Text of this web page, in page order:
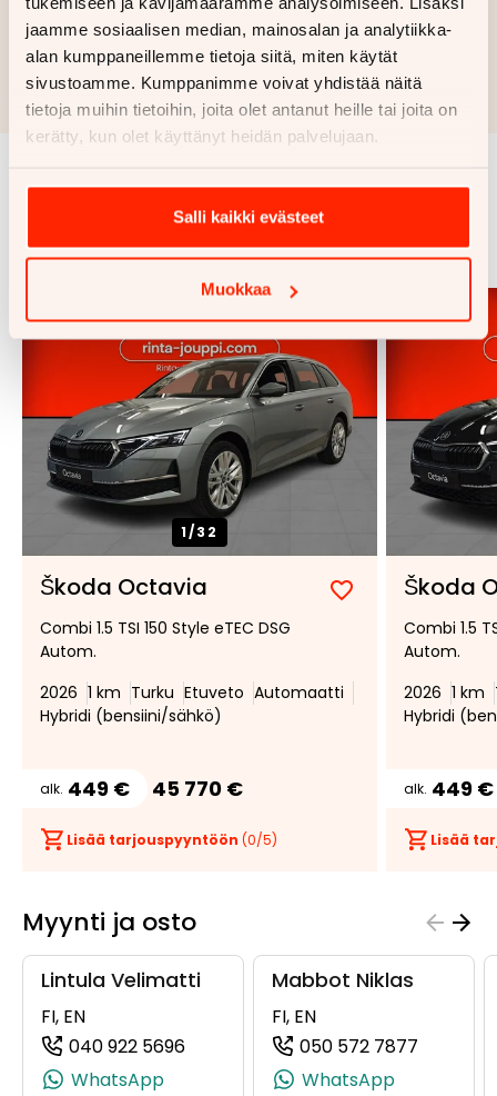
jaamme sosiaalisen median, mainosalan ja analytiikka-
alan kumppaneillemme tietoja siitä, miten käytät
sivustoamme. Kumppanimme voivat yhdistää näitä
tietoja muihin tietoihin, joita olet antanut heille tai joita on
kerätty, kun olet käyttänyt heidän palvelujaan.
Salli kaikki evästeet
Muokkaa
Hae rahoitustarjous
Rahoituslaskelma on suuntaa antava ja edellyttää hyväksytyn
luottopäätöksen ja kaskovakuutuksen.
Samankaltaisia ajoneuvoja
Katso kaikki
1/32
Škoda Octavia
Lisää
suosikiksi
Poista
suosikeista
Combi 1.5 TSI 150 Style eTEC DSG
Autom.
2026 1 km Turku Etuveto Automaatti
Hybridi (bensiini/sähkö)
alk. 449 € 45 770 €
Lisää tarjouspyyntöön (0/5)
Škoda
Combi 1.5
Autom.
2026 1 km
Hybridi
alk. 449 €
Lisää
Myynti ja osto
Lintula Velimatti
FI, EN
040 922 5696
(+358409225696, 0409225696,
WhatsApp
Mabbot Niklas
FI, EN
050 572 7877
WhatsApp